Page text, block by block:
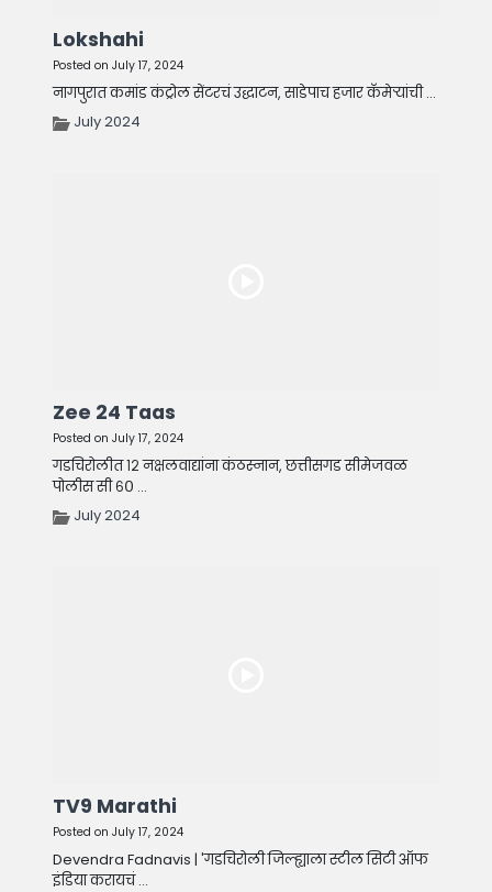
Lokshahi
Posted on July 17, 2024
नागपुरात कमांड कंट्रोल सेंटरचं उद्धाटन, साडेपाच हजार कॅमेऱ्यांची ...
July 2024
Zee 24 Taas
Posted on July 17, 2024
गडचिरोलीत १२ नक्षलवाद्यांना कंठस्नान, छत्तीसगड सीमेजवळ
पोलीस सी ६० ...
July 2024
TV9 Marathi
Posted on July 17, 2024
Devendra Fadnavis | 'गडचिरोली जिल्ह्याला स्टील सिटी ऑफ
इंडिया करायचं ...